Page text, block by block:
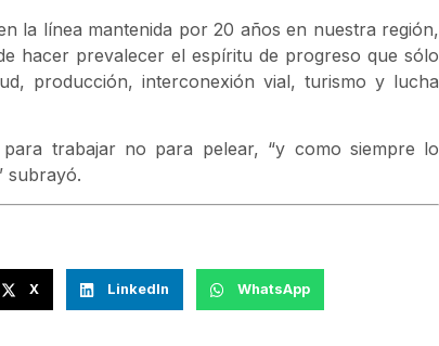
la línea mantenida por 20 años en nuestra región,
hacer prevalecer el espíritu de progreso que sólo
producción, interconexión vial, turismo y lucha
trabajar no para pelear, “y como siempre lo
subrayó.
X LinkedIn WhatsApp